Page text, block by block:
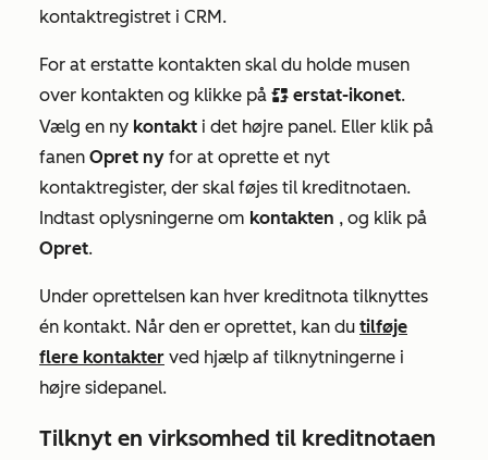
kontaktregistret i CRM.
For at erstatte kontakten skal du holde musen
over kontakten og klikke på replace erstat-ikonet.
Vælg en ny kontakt i det højre panel. Eller klik på
fanen Opret ny for at oprette et nyt
kontaktregister, der skal føjes til kreditnotaen.
Indtast oplysningerne om kontakten , og klik på
Opret.
Under oprettelsen kan hver kreditnota tilknyttes
én kontakt. Når den er oprettet, kan du tilføje
flere kontakter ved hjælp af tilknytningerne i
højre sidepanel.
Tilknyt en virksomhed til kreditnotaen